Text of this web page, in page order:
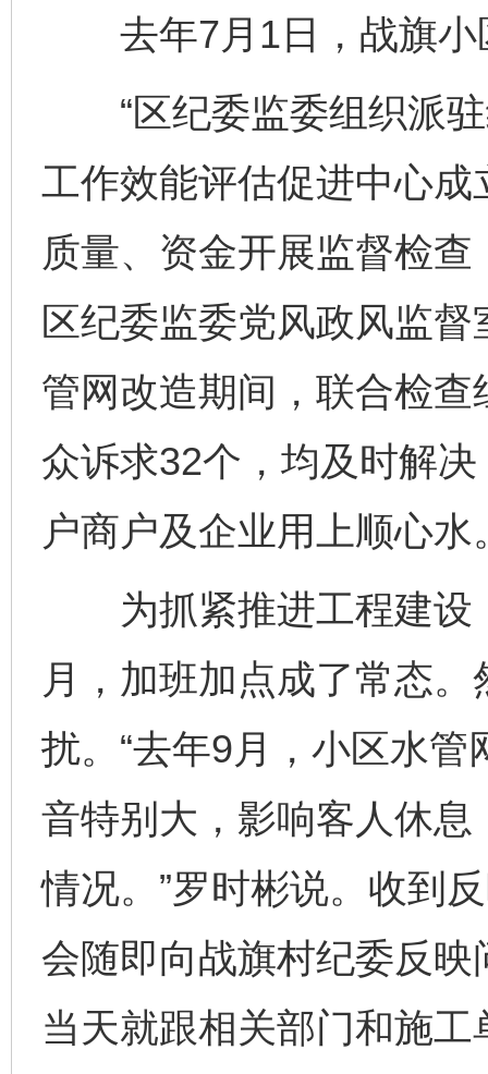
去年7月1日，战旗小
“区纪委监委组织派驻
工作效能评估促进中心
质量、资金开展监督检
区纪委监委党风政风监
管网改造期间，联合检
众诉求32个，均及时解
户商户及企业用上顺心水
为抓紧推进工程建设
月，加班加点成了常态
扰。“去年9月，小区水
音特别大，影响客人休
情况。”罗时彬说。收到
会随即向战旗村纪委反
当天就跟相关部门和施